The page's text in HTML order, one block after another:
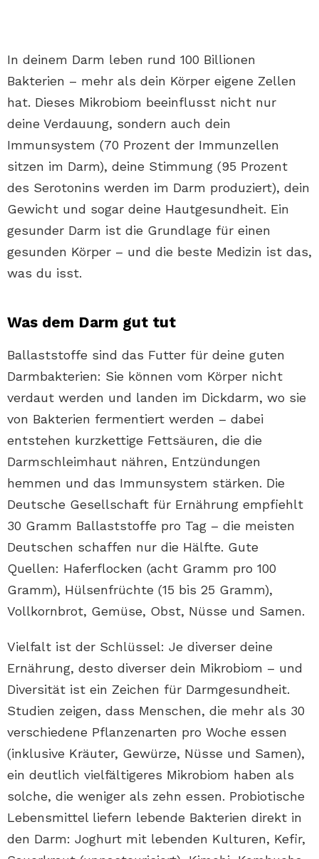
In deinem Darm leben rund 100 Billionen
Bakterien – mehr als dein Körper eigene Zellen
hat. Dieses Mikrobiom beeinflusst nicht nur
deine Verdauung, sondern auch dein
Immunsystem (70 Prozent der Immunzellen
sitzen im Darm), deine Stimmung (95 Prozent
des Serotonins werden im Darm produziert), dein
Gewicht und sogar deine Hautgesundheit. Ein
gesunder Darm ist die Grundlage für einen
gesunden Körper – und die beste Medizin ist das,
was du isst.
Was dem Darm gut tut
Ballaststoffe sind das Futter für deine guten
Darmbakterien: Sie können vom Körper nicht
verdaut werden und landen im Dickdarm, wo sie
von Bakterien fermentiert werden – dabei
entstehen kurzkettige Fettsäuren, die die
Darmschleimhaut nähren, Entzündungen
hemmen und das Immunsystem stärken. Die
Deutsche Gesellschaft für Ernährung empfiehlt
30 Gramm Ballaststoffe pro Tag – die meisten
Deutschen schaffen nur die Hälfte. Gute
Quellen: Haferflocken (acht Gramm pro 100
Gramm), Hülsenfrüchte (15 bis 25 Gramm),
Vollkornbrot, Gemüse, Obst, Nüsse und Samen.
Vielfalt ist der Schlüssel: Je diverser deine
Ernährung, desto diverser dein Mikrobiom – und
Diversität ist ein Zeichen für Darmgesundheit.
Studien zeigen, dass Menschen, die mehr als 30
verschiedene Pflanzenarten pro Woche essen
(inklusive Kräuter, Gewürze, Nüsse und Samen),
ein deutlich vielfältigeres Mikrobiom haben als
solche, die weniger als zehn essen. Probiotische
Lebensmittel liefern lebende Bakterien direkt in
den Darm: Joghurt mit lebenden Kulturen, Kefir,